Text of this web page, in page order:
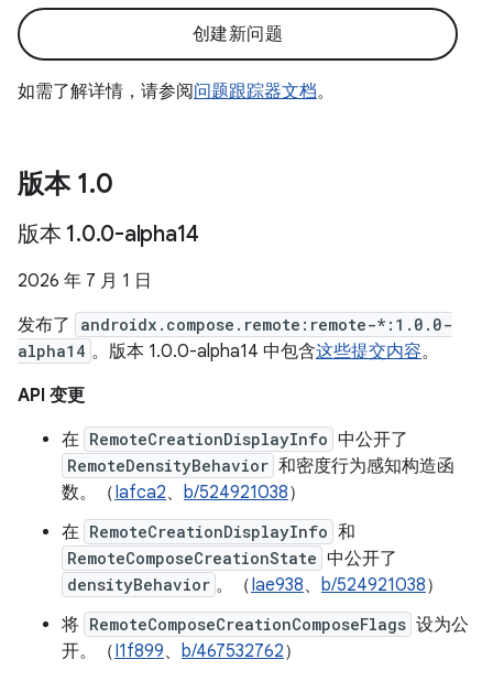
创建新问题
如需了解详情，请参阅问题跟踪器文档。
版本 1.0
版本 1.0.0-alpha14
2026 年 7 月 1 日
发布了
androidx.compose.remote:remote-*:1.0.0-
alpha14 。版本 1.0.0-alpha14 中包含这些提交内容。
API 变更
在 RemoteCreationDisplayInfo 中公开了
RemoteDensityBehavior 和密度行为感知构造函
数。（Iafca2、 b/524921038）
在 RemoteCreationDisplayInfo 和
RemoteComposeCreationState 中公开了
densityBehavior 。（Iae938、 b/524921038）
将 RemoteComposeCreationComposeFlags 设为公
开。（I1f899、 b/467532762）